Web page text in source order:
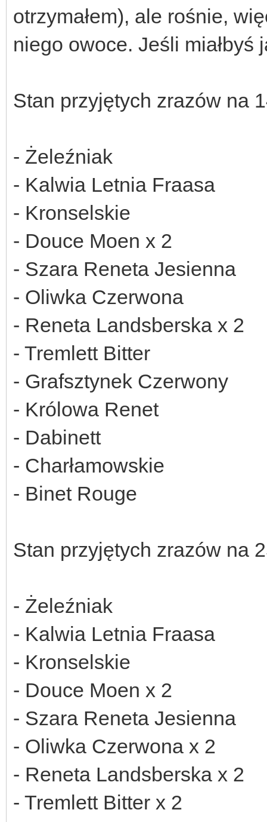
otrzymałem), ale rośnie,
niego owoce. Jeśli
Stan przyjętych zrazów na
- Żeleźniak
- Kalwia Letnia Fraasa
- Kronselskie
- Douce Moen x 2
- Szara Reneta Jesienna
- Oliwka Czerwona
- Reneta Landsberska x 2
- Tremlett Bitter
- Grafsztynek Czerwony
- Królowa Renet
- Dabinett
- Charłamowskie
- Binet Rouge
Stan przyjętych zrazów na
- Żeleźniak
- Kalwia Letnia Fraasa
- Kronselskie
- Douce Moen x 2
- Szara Reneta Jesienna
- Oliwka Czerwona x 2
- Reneta Landsberska x 2
- Tremlett Bitter x 2